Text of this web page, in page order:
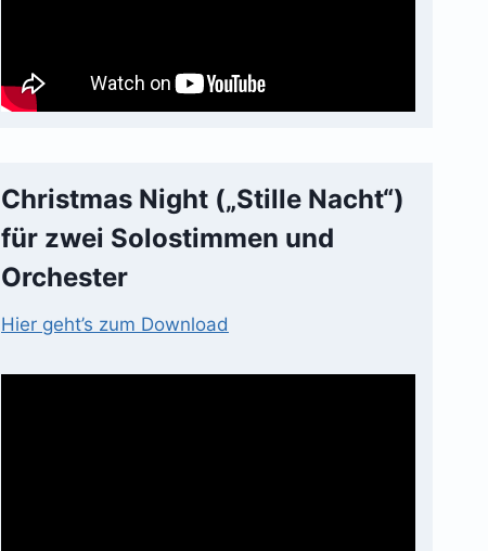
Christmas Night („Stille Nacht“)
für zwei Solostimmen und
Orchester
Hier geht’s zum Download